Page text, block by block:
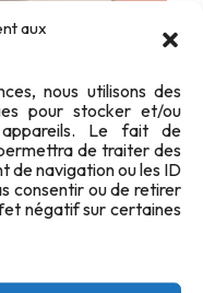
aux
nous utilisons des
pour stocker et/ou
Le fait de
de traiter des
de navigation ou les ID
consentir ou de retirer
négatif sur certaines